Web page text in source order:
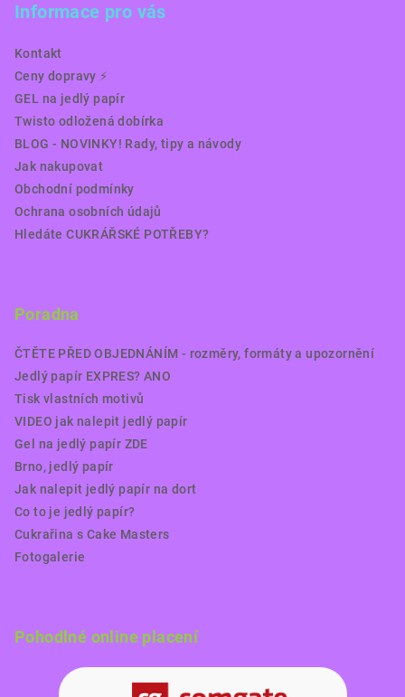
Informace pro vás
Kontakt
Ceny dopravy ⚡️
GEL na jedlý papír
Twisto odložená dobírka
BLOG - NOVINKY! Rady, tipy a návody
Jak nakupovat
Obchodní podmínky
Ochrana osobních údajů
Hledáte CUKRÁŘSKÉ POTŘEBY?
Poradna
ČTĚTE PŘED OBJEDNÁNÍM - rozměry, formáty a upozornění
Jedlý papír EXPRES? ANO
Tisk vlastních motivů
VIDEO jak nalepit jedlý papír
Gel na jedlý papír ZDE
Brno, jedlý papír
Jak nalepit jedlý papír na dort
Co to je jedlý papír?
Cukrařina s Cake Masters
Fotogalerie
Pohodlné online placení